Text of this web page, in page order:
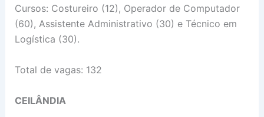
Cursos: Costureiro (12), Operador de Computador
(60), Assistente Administrativo (30) e Técnico em
Logística (30).
Total de vagas: 132
CEILÂNDIA